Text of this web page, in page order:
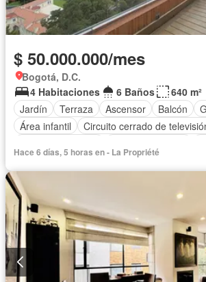
$ 50.000.000/mes
Bogotá, D.C.
4 Habitaciones
6 Baños
640 m²
Jardín
Terraza Ascensor Balcón
Área infantil
Circuito cerrado de
Cocina amoblada
Gas natural
Hace 6 días, 5 horas en - La Propriété